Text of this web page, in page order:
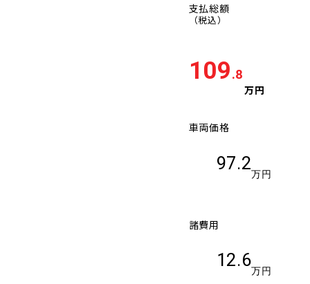
支払総額
（税込）
109.8
万円
車両価格
97.2
万円
諸費用
12.6
万円